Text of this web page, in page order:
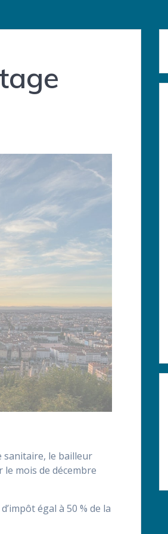
sanitaire, le bailleur
le mois de décembre
égal à 50 % de la